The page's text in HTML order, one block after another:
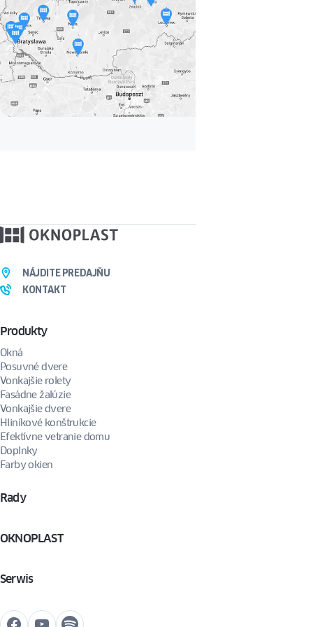
Produkty
Okná
Posuvné dvere
Vonkajšie rolety
Fasádne žalúzie
Vonkajšie dvere
Hliníkové konštrukcie
Efektívne vetranie domu
Doplnky
Farby okien
Rady
OKNOPLAST
Serwis
NÁJDITE PREDAJŇU
KONTAKT